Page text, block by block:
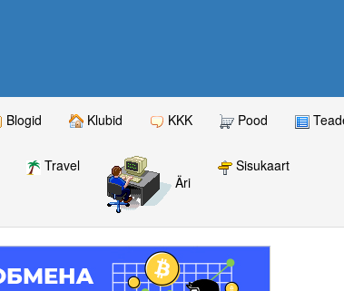
Blogid Klubid KKK Pood
Travel
Äri
Sisukaart